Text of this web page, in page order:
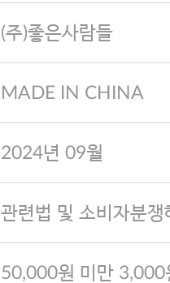
(주)좋은사람들
MADE IN CHINA
2024년 09월
관련법 및 소비자분
50,000원 미만 3,000